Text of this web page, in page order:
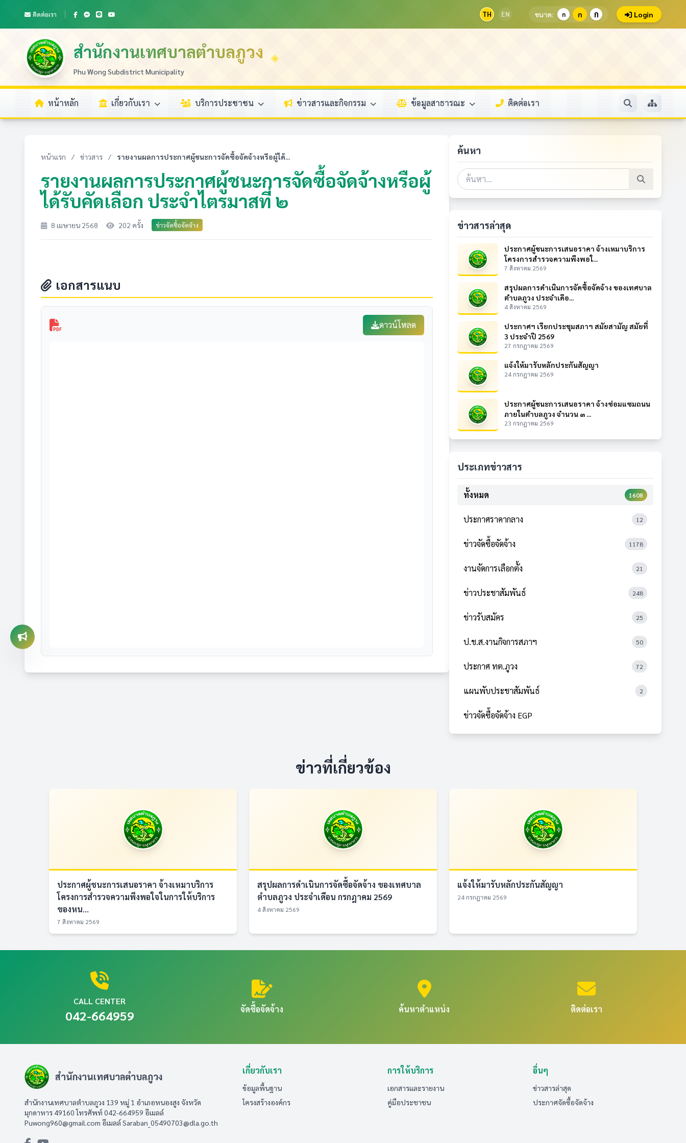
ติดต่อเรา TH EN ขนาด: ก ก ก Login
สำนักงานเทศบาลตำบลภูวง
Phu Wong Subdistrict Municipality
หน้าหลัก เกี่ยวกับเรา บริการประชาชน ข่าวสารและกิจกรรม ข้อมูลสาธารณะ ติดต่อเรา
หน้าแรก / ข่าวสาร / รายงานผลการประกาศผู้ชนะการจัดซื้อจัดจ้างหรือผู้ได้...
รายงานผลการประกาศผู้ชนะการจัดซื้อจัดจ้างหรือผู้
ได้รับคัดเลือก ประจำไตรมาสที่ ๒
8 เมษายน 2568 202 ครั้ง ข่าวจัดซื้อจัดจ้าง
เอกสารแนบ
ดาวน์โหลด
ค้นหา
ข่าวสารล่าสุด
ประกาศผู้ชนะการเสนอราคา จ้างเหมาบริการ
โครงการสำรวจความพึงพอใ...
7 สิงหาคม 2569
สรุปผลการดำเนินการจัดซื้อจัดจ้าง ของเทศบาล
ตำบลภูวง ประจำเดือ...
4 สิงหาคม 2569
ประกาศฯ เรียกประชุมสภาฯ สมัยสามัญ สมัยที่
3 ประจำปี 2569
27 กรกฎาคม 2569
แจ้งให้มารับหลักประกันสัญญา
24 กรกฎาคม 2569
ประกาศผู้ชนะการเสนอราคา จ้างซ่อมแซมถนน
ภายในตำบลภูวง จำนวน ๓ ...
23 กรกฎาคม 2569
ประเภทข่าวสาร
ทั้งหมด 1608
ประกาศราคากลาง 12
ข่าวจัดซื้อจัดจ้าง 1178
งานจัดการเลือกตั้ง 21
ข่าวประชาสัมพันธ์ 248
ข่าวรับสมัคร 25
ป.ช.ส.งานกิจการสภาฯ 50
ประกาศ ทต.ภูวง 72
แผนพับประชาสัมพันธ์ 2
ข่าวจัดซื้อจัดจ้าง EGP
ข่าวที่เกี่ยวข้อง
ประกาศผู้ชนะการเสนอราคา จ้างเหมาบริการ
โครงการสำรวจความพึงพอใจในการให้บริการ
ของหน...
7 สิงหาคม 2569
สรุปผลการดำเนินการจัดซื้อจัดจ้าง ของเทศบาล
ตำบลภูวง ประจำเดือน กรกฎาคม 2569
4 สิงหาคม 2569
แจ้งให้มารับหลักประกันสัญญา
24 กรกฎาคม 2569
CALL CENTER
042-664959 จัดซื้อจัดจ้าง ค้นหาตำแหน่ง ติดต่อเรา
สำนักงานเทศบาลตำบลภูวง
สำนักงานเทศบาลตำบลภูวง 139 หมู่ 1 อำเภอหนองสูง จังหวัด
มุกดาหาร 49160 โทรศัพท์ 042-664959 อีเมลล์
Puwong960@gmail.com อีเมลล์Saraban_05490703@dla.go.th
เกี่ยวกับเรา
ข้อมูลพื้นฐาน
โครงสร้างองค์กร
การให้บริการ
เอกสารและรายงาน
คู่มือประชาชน
อื่นๆ
ข่าวสารล่าสุด
ประกาศจัดซื้อจัดจ้าง